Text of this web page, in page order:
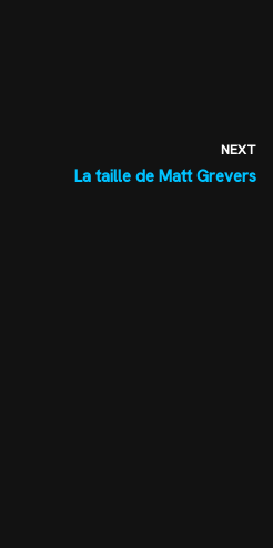
NEXT
La taille de Matt Grevers